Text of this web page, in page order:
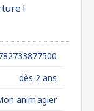
!
dès 2 ans
anim'agier